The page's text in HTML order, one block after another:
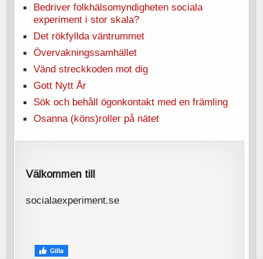
Bedriver folkhälsomyndigheten sociala
experiment i stor skala?
Det rökfyllda väntrummet
Övervakningssamhället
Vänd streckkoden mot dig
Gott Nytt År
Sök och behåll ögonkontakt med en främling
Osanna (köns)roller på nätet
Välkommen till
socialaexperiment.se